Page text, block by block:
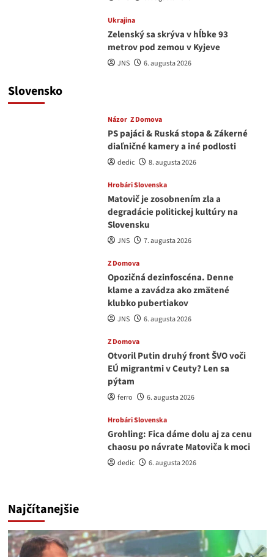
Ukrajina
Zelenský sa skrýva v hĺbke 93
metrov pod zemou v Kyjeve
JNS 6. augusta 2026
Slovensko
Názor Z Domova
PS pajáci & Ruská stopa & Zákerné
diaľničné kamery a iné podlosti
dedic 8. augusta 2026
Hrobári Slovenska
Matovič je zosobnením zla a
degradácie politickej kultúry na
Slovensku
JNS 7. augusta 2026
Z Domova
Opozičná dezinfoscéna. Denne
klame a zavádza ako zmätené
klubko pubertiakov
JNS 6. augusta 2026
Z Domova
Otvoril Putin druhý front ŠVO voči
EÚ migrantmi v Ceuty? Len sa
pýtam
ferro 6. augusta 2026
Hrobári Slovenska
Grohling: Fica dáme dolu aj za cenu
chaosu po návrate Matoviča k moci
dedic 6. augusta 2026
Najčítanejšie